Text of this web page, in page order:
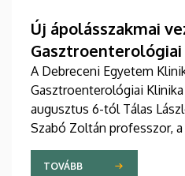
Új ápolásszakmai
A Debreceni Egyetem
Gasztroenterológiai
augusztus 6-tól Tálas
Szabó Zoltán professzor,
elnöke, valamint Szőllősi
szakdolgozói igazgató
TOVÁBB